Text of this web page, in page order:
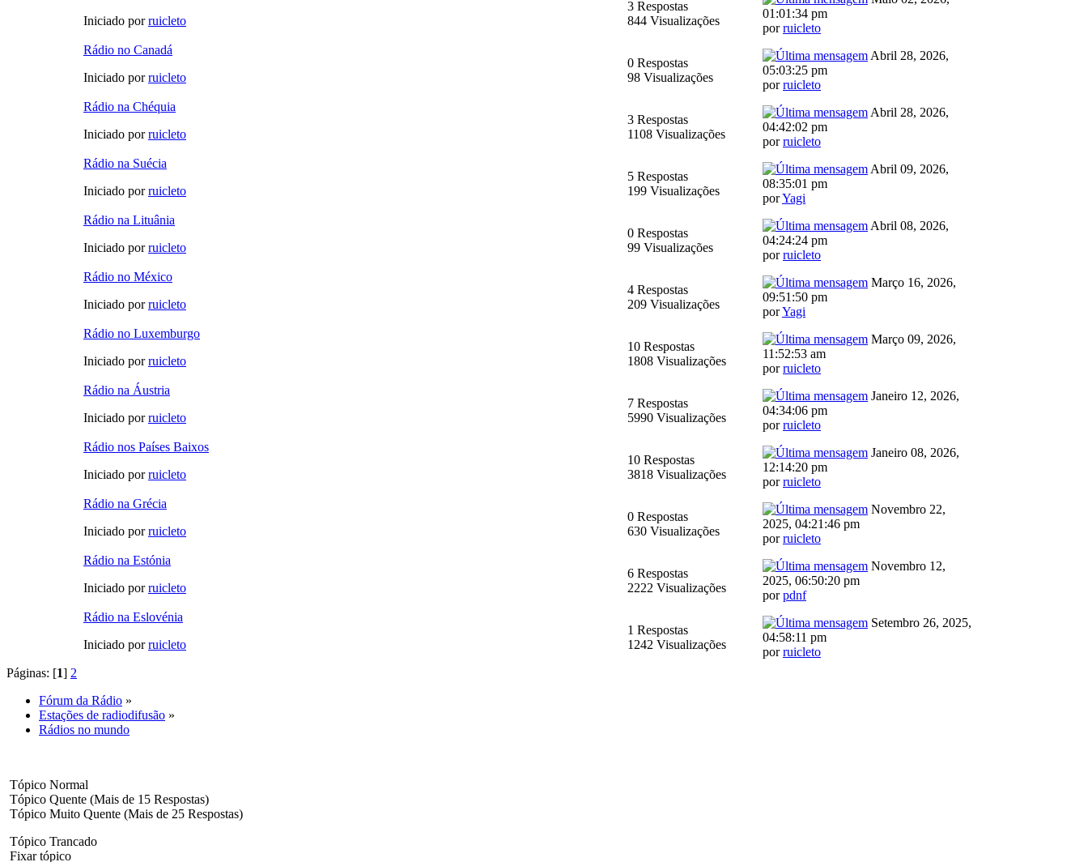
Iniciado porruicleto
3 Respostas
844 Visualizações
01:01:34 pm
porruicleto
Rádio no Canadá
Iniciado porruicleto
0 Respostas
98 Visualizações
Abril 28, 2026,
05:03:25 pm
porruicleto
Rádio na Chéquia
Iniciado porruicleto
3 Respostas
1108 Visualizações
Abril 28, 2026,
04:42:02 pm
porruicleto
Rádio na Suécia
Iniciado porruicleto
5 Respostas
199 Visualizações
Abril 09, 2026,
08:35:01 pm
porYagi
Rádio na Lituânia
Iniciado porruicleto
0 Respostas
99 Visualizações
Abril 08, 2026,
04:24:24 pm
porruicleto
Rádio no México
Iniciado porruicleto
4 Respostas
209 Visualizações
Março 16, 2026,
09:51:50 pm
porYagi
Rádio no Luxemburgo
Iniciado porruicleto
10 Respostas
1808 Visualizações
Março 09, 2026,
11:52:53 am
porruicleto
Rádio na Áustria
Iniciado porruicleto
7 Respostas
5990 Visualizações
Janeiro 12, 2026,
04:34:06 pm
porruicleto
Rádio nos Países Baixos
Iniciado porruicleto
10 Respostas
3818 Visualizações
Janeiro 08, 2026,
12:14:20 pm
porruicleto
Rádio na Grécia
Iniciado porruicleto
0 Respostas
630 Visualizações
Novembro 22,
2025, 04:21:46 pm
porruicleto
Rádio na Estónia
Iniciado porruicleto
6 Respostas
2222 Visualizações
Novembro 12,
2025, 06:50:20 pm
porpdnf
Rádio na Eslovénia
Iniciado porruicleto
1 Respostas
1242 Visualizações
Setembro 26, 2025,
04:58:11 pm
porruicleto
Páginas: [1] 2
Fórum da Rádio »
Estações de radiodifusão »
Rádios no mundo
Tópico Normal
Tópico Quente (Mais de 15 Respostas)
Tópico Muito Quente (Mais de 25 Respostas)
Tópico Trancado
Fixar tópico